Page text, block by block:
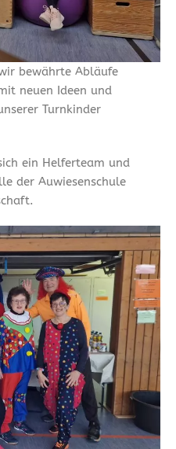
bewährte Abläufe
neuen Ideen und
Turnkinder
ein Helferteam und
der Auwiesenschule